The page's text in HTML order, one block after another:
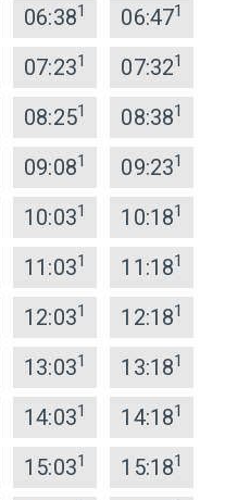
06:381 06:471
07:231 07:321
08:251 08:381
09:081 09:231
10:031 10:181
11:031 11:181
12:031 12:181
13:031 13:181
14:031 14:181
15:031 15:181